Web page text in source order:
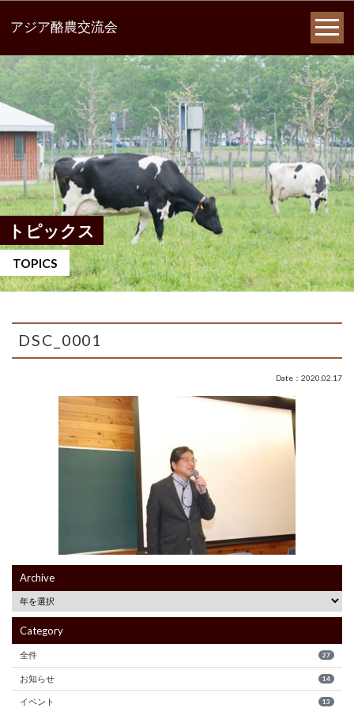
アジア酪農交流会
トピックス
TOPICS
DSC_0001
Date：2020.02.17
Archive
Category
全件 27
お知らせ 14
イベント 13